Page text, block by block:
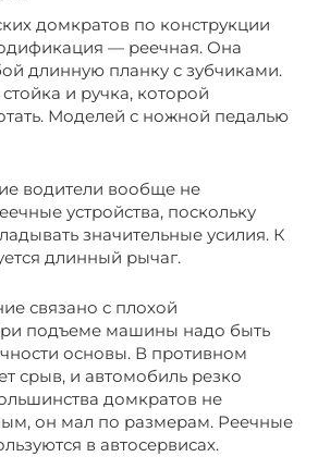
домкратов по конструкции
— реечная. Она
длинную планку с зубчиками.
и ручка, которой
Моделей с ножной педалью
водители вообще не
устройства, поскольку
значительные усилия. К
длинный рычаг.
связано с плохой
подъеме машины надо быть
основы. В противном
срыв, и автомобиль резко
домкратов не
он мал по размерам. Реечные
в автосервисах.